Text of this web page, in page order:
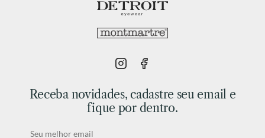
Receba novidades, cadastre seu email e
fique por dentro.